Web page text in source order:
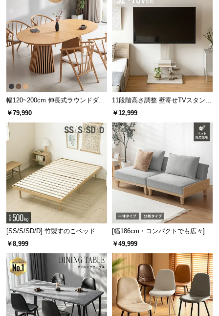
セ
ル
に
つ
い
保
証
に
会
員
規
約
に
つ
い
て
客
幅120~200cm 伸長式ラウンドダイ
ニングテーブル 6人掛け 天然木突
￥79,990
11段階高さ調整 壁寄せTVスタンド
キャスター付き 上下左右角度調節
￥12,999
[SS/S/SD/D] 竹製すのこベッド
￥8,999
[幅186cm・コンパクトでも広々] 3
人掛けソファベッド リクライニン
￥49,999